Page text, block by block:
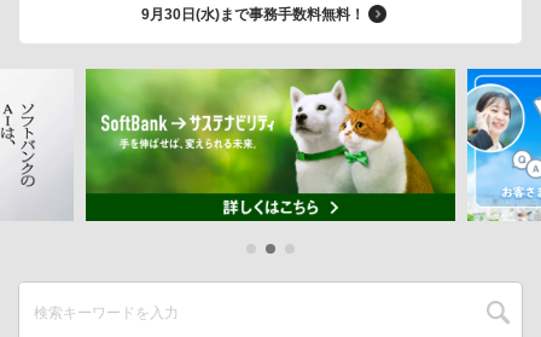
9月30日(水)まで事務手数料無料！